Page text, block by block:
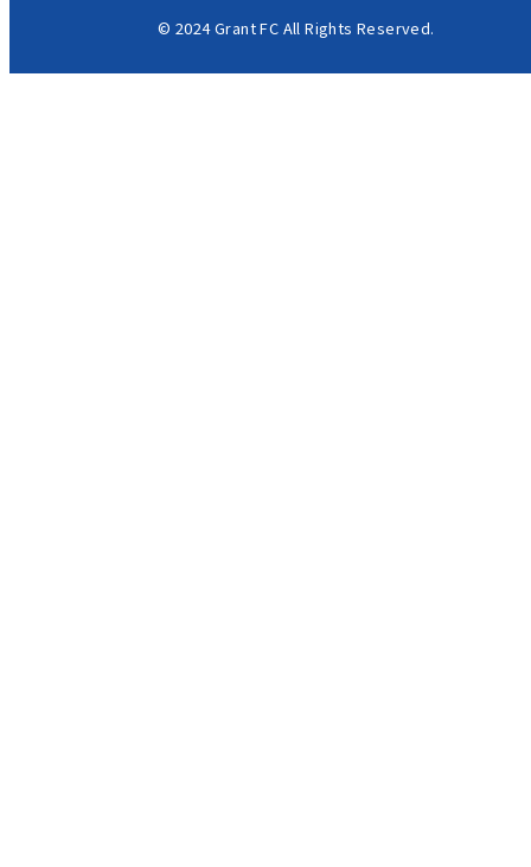
© 2024 Grant FC All Rights Reserved.